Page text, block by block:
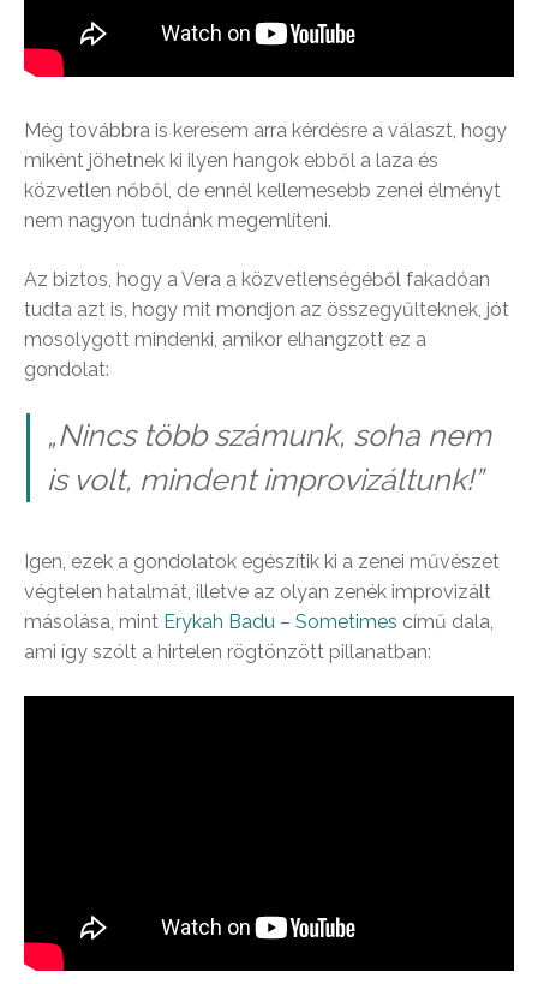
Még továbbra is keresem arra kérdésre a választ, hogy
miként jöhetnek ki ilyen hangok ebből a laza és
közvetlen nőből, de ennél kellemesebb zenei élményt
nem nagyon tudnánk megemlíteni.
Az biztos, hogy a Vera a közvetlenségéből fakadóan
tudta azt is, hogy mit mondjon az összegyűlteknek, jót
mosolygott mindenki, amikor elhangzott ez a
gondolat:
„Nincs több számunk, soha nem
is volt, mindent improvizáltunk!”
Igen, ezek a gondolatok egészítik ki a zenei művészet
végtelen hatalmát, illetve az olyan zenék improvizált
másolása, mint Erykah Badu – Sometimes című dala,
ami így szólt a hirtelen rögtönzött pillanatban: